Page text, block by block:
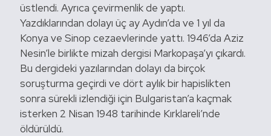
üstlendi. Ayrıca çevirmenlik de yaptı.
Yazdıklarından dolayı üç ay Aydın’da ve 1 yıl da
Konya ve Sinop cezaevlerinde yattı. 1946’da Aziz
Nesin’le birlikte mizah dergisi Markopaşa’yı çıkardı.
Bu dergideki yazılarından dolayı da birçok
soruşturma geçirdi ve dört aylık bir hapislikten
sonra sürekli izlendiği için Bulgaristan’a kaçmak
isterken 2 Nisan 1948 tarihinde Kırklareli’nde
öldürüldü.